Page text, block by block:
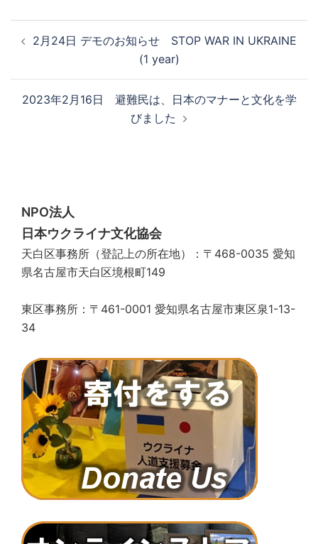
稿
ゲ
2月24日 デモのお知らせ STOP WAR IN UKRAINE
(1 year)
2023年2月16日 避難民は、日本のマナーと文化を学
びました
NPO法人
日本ウクライナ文化協会
天白区事務所（登記上の所在地）：〒468-0035 愛知
県名古屋市天白区境根町149
東区事務所：〒461-0001 愛知県名古屋市東区泉1-13-
34